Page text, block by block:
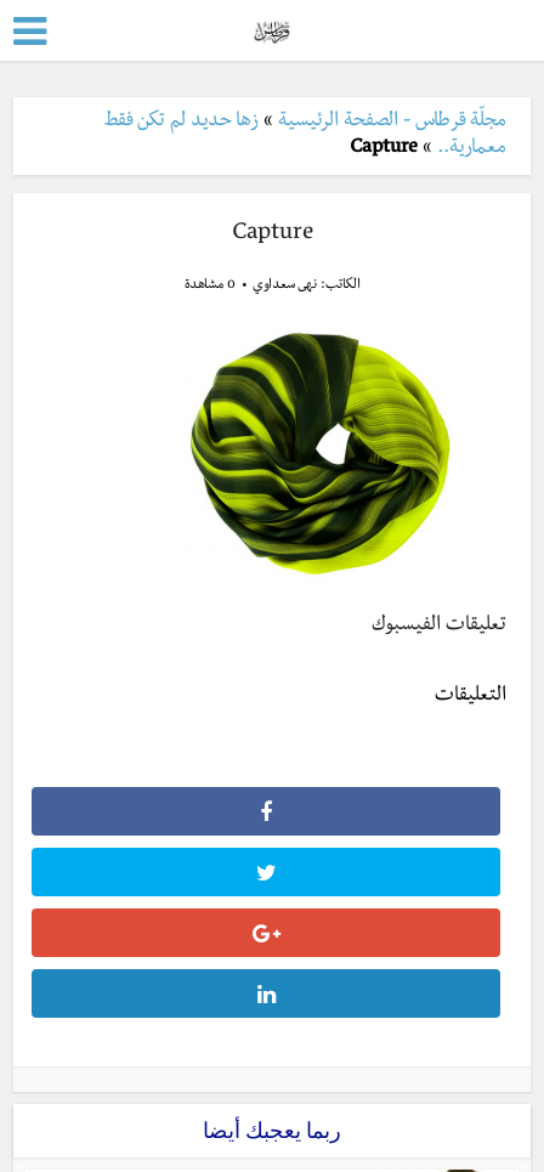
مجلّة قرطاس - الصفحة الرئيسية »زها حديد لم تكن فقط
معمارية.. »
Capture
Capture
الكاتب:نهى سعداوي 0 مشاهدة
تعليقات الفيسبوك
التعليقات
ربما يعجبك أيضا